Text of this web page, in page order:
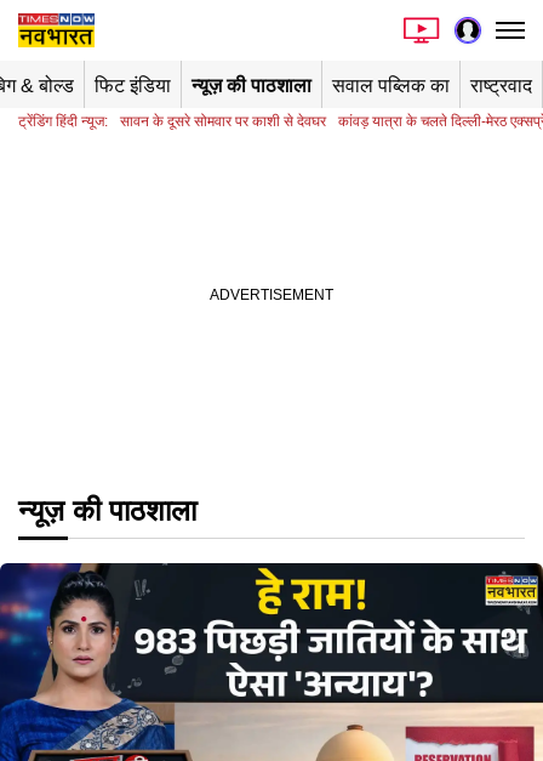
& बोल्ड फिट इंडिया न्यूज़ की पाठशाला सवाल पब्लिक का राष्ट्रवाद
ट्रेंडिंग हिंदी न्यूज: सावन के दूसरे सोमवार पर काशी से देवघर कांवड़ यात्रा के चलते दिल्ली-मेरठ
न्यूज़ की पाठशाला